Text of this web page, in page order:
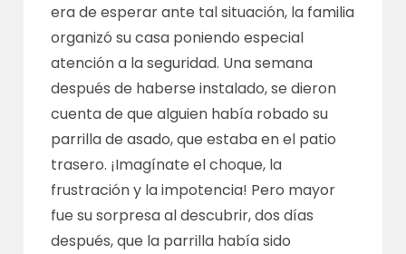
era de esperar ante tal situación, la familia
organizó su casa poniendo especial
atención a la seguridad. Una semana
después de haberse instalado, se dieron
cuenta de que alguien había robado su
parrilla de asado, que estaba en el patio
trasero. ¡Imagínate el choque, la
frustración y la impotencia! Pero mayor
fue su sorpresa al descubrir, dos días
después, que la parrilla había sido